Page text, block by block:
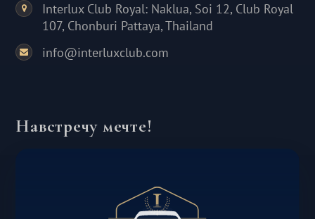
Interlux Club Royal: Naklua, Soi 12, Club Royal
107, Chonburi Pattaya, Thailand
info@interluxclub.com
Навстречу мечте!